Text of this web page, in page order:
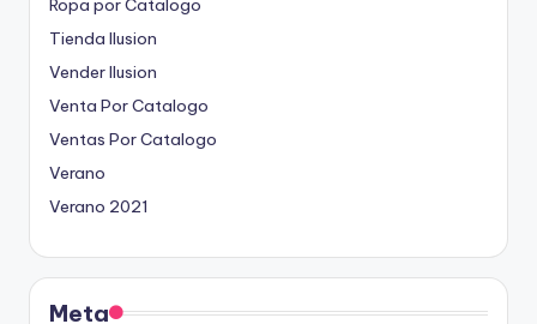
Ropa por Catalogo
Tienda Ilusion
Vender Ilusion
Venta Por Catalogo
Ventas Por Catalogo
Verano
Verano 2021
Meta